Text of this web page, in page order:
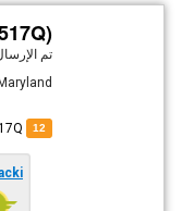
تم
12